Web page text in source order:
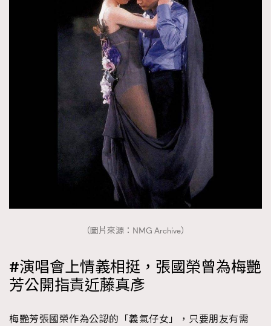
TRENDING
（圖片來源：NMG Archive）
#演唱會上情義相挺，張國榮曾為梅艷
芳公開指責近藤真彥
梅艷芳張國榮作為公認的「義氣仔女」，只要朋友有需